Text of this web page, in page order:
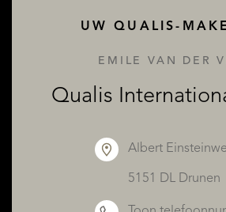
UW QUALIS-
EMILE VAN DER
Qualis
Albert
5151 DL Drunen